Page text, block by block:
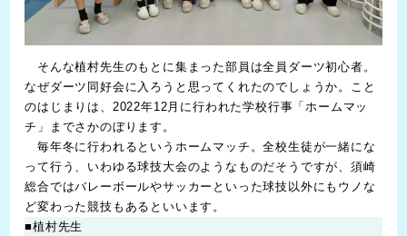
そんな植村先生のもとに集まった部員は全員ダーツ初心者。
なぜダーツ同好会に入ろうと思ってくれたのでしょうか。こと
のはじまりは、2022年12月に行われた学校行事「ホームマッ
チ」までさかのぼります。
毎年冬に行われるというホームマッチ。全校生徒が一緒にな
って行う、いわゆる球技大会のようなものだそうですが、須崎
総合ではバレーボールやサッカーといった球技以外にもウノな
ど変わった競技もあるといいます。
■植村先生